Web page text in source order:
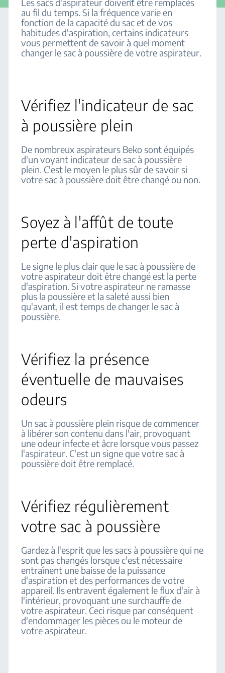
au fil du temps. Si la fréquence varie en
fonction de la capacité du sac et de vos
habitudes d'aspiration, certains indicateurs
vous permettent de savoir à quel moment
changer le sac à poussière de votre aspirateur.
Vérifiez l'indicateur de sac
à poussière plein
De nombreux aspirateurs Beko sont équipés
d'un voyant indicateur de sac à poussière
plein. C'est le moyen le plus sûr de savoir si
votre sac à poussière doit être changé ou non.
Soyez à l'affût de toute
perte d'aspiration
Le signe le plus clair que le sac à poussière de
votre aspirateur doit être changé est la perte
d'aspiration. Si votre aspirateur ne ramasse
plus la poussière et la saleté aussi bien
qu'avant, il est temps de changer le sac à
poussière.
Vérifiez la présence
éventuelle de mauvaises
odeurs
Un sac à poussière plein risque de commencer
à libérer son contenu dans l'air, provoquant
une odeur infecte et âcre lorsque vous passez
l'aspirateur. C'est un signe que votre sac à
poussière doit être remplacé.
Vérifiez régulièrement
votre sac à poussière
Gardez à l'esprit que les sacs à poussière qui ne
sont pas changés lorsque c'est nécessaire
entraînent une baisse de la puissance
d'aspiration et des performances de votre
appareil. Ils entravent également le flux d'air à
l'intérieur, provoquant une surchauffe de
votre aspirateur. Ceci risque par conséquent
d'endommager les pièces ou le moteur de
votre aspirateur.